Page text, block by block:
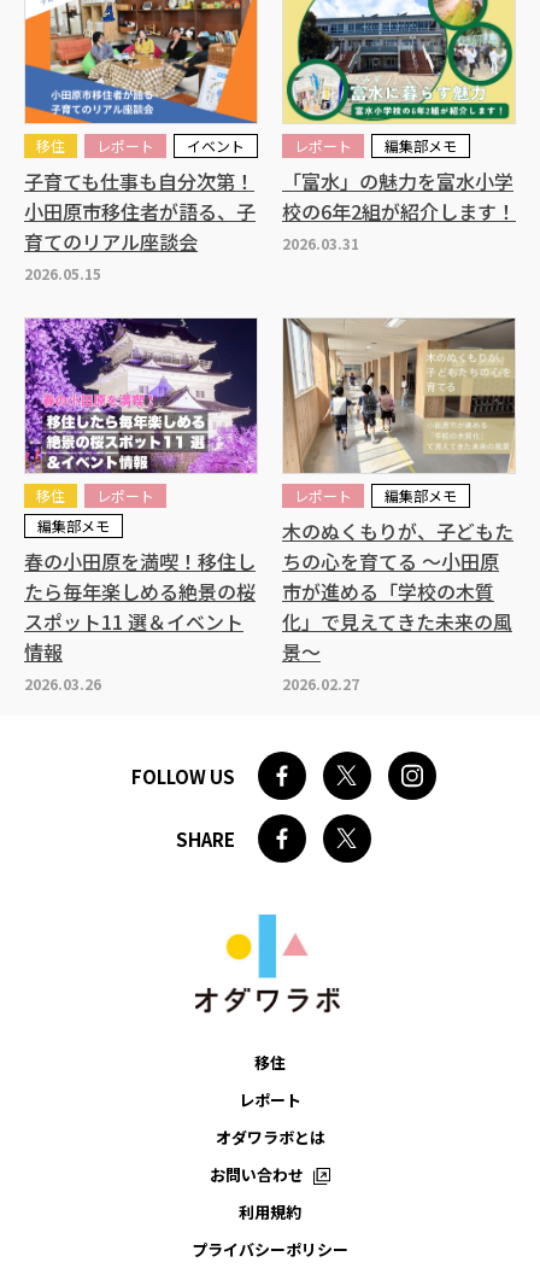
2026.05.15
移住 レポート イベント
子育ても仕事も自分次第！
小田原市移住者が語る、子
育てのリアル座談会
2026.03.31
レポート 編集部メモ
「富水」の魅力を富水小学
校の6年2組が紹介します！
2026.03.26
移住
レポート
編集部メモ
春の小田原を満喫！移住し
たら毎年楽しめる絶景の桜
スポット11 選＆イベント
情報
2026.02.27
レポート 編集部メモ
木のぬくもりが、子どもた
ちの心を育てる ～小田原
市が進める「学校の木質
化」で見えてきた未来の風
景～
FOLLOW US
SHARE
移住
レポート
オダワラボとは
お問い合わせ
利用規約
プライバシーポリシー